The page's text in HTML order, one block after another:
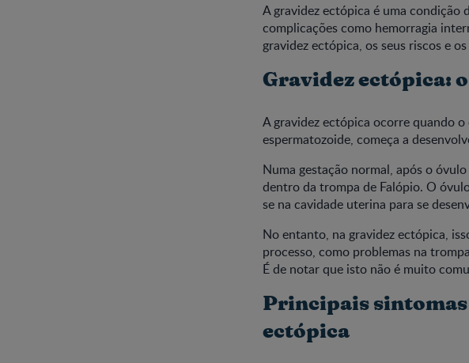
A gravidez ectópica é uma condição
complicações como hemorragia
gravidez ectópica, os seus riscos e
Gravidez ectópica: o
A gravidez ectópica ocorre quando
espermatozoide, começa a
Numa gestação normal, após o
dentro da trompa de Falópio. O
se na cavidade uterina para se
No entanto, na gravidez ectópica,
processo, como problemas na
É de notar que isto não é muito
Principais
ectópica